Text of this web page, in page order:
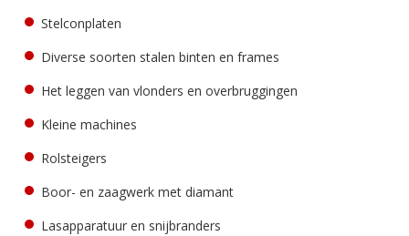
Stelconplaten
Diverse soorten stalen binten en frames
Het leggen van vlonders en overbruggingen
Kleine machines
Rolsteigers
Boor- en zaagwerk met diamant
Lasapparatuur en snijbranders